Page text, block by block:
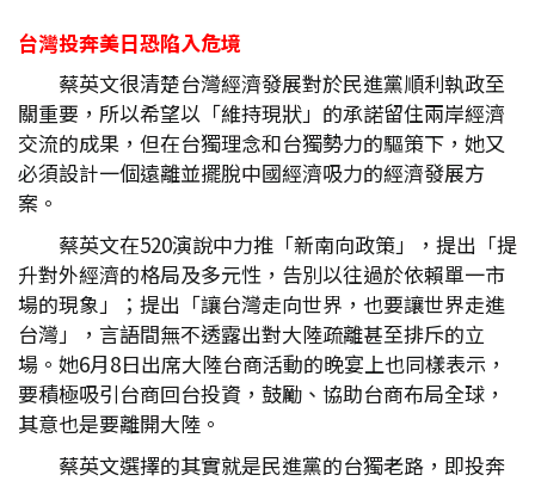
台灣投奔美日恐陷入危境
蔡英文很清楚台灣經濟發展對於民進黨順利執政至
關重要，所以希望以「維持現狀」的承諾留住兩岸經濟
交流的成果，但在台獨理念和台獨勢力的驅策下，她又
必須設計一個遠離並擺脫中國經濟吸力的經濟發展方
案。
蔡英文在520演說中力推「新南向政策」，提出「提
升對外經濟的格局及多元性，告別以往過於依賴單一市
場的現象」；提出「讓台灣走向世界，也要讓世界走進
台灣」，言語間無不透露出對大陸疏離甚至排斥的立
場。她6月8日出席大陸台商活動的晚宴上也同樣表示，
要積極吸引台商回台投資，鼓勵、協助台商布局全球，
其意也是要離開大陸。
蔡英文選擇的其實就是民進黨的台獨老路，即投奔